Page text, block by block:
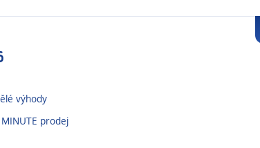
výhody
prodej